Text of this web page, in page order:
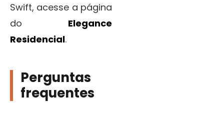
Swift, acesse a página
do Elegance
Residencial.
Perguntas
frequentes